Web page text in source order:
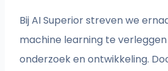
Bij AI Superior streven we
machine learning te
onderzoek en ontwikkeling.